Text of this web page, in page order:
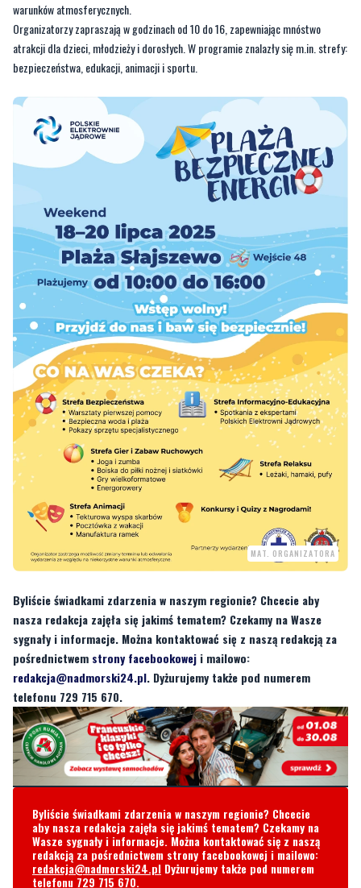
warunków atmosferycznych.
Organizatorzy zapraszają w godzinach od 10 do 16, zapewniając mnóstwo
atrakcji dla dzieci, młodzieży i dorosłych. W programie znalazły się m.in. strefy:
bezpieczeństwa, edukacji, animacji i sportu.
MAT. ORGANIZATORA
Byliście świadkami zdarzenia w naszym regionie? Chcecie aby
nasza redakcja zajęła się jakimś tematem? Czekamy na Wasze
sygnały i informacje. Można kontaktować się z naszą redakcją za
pośrednictwem strony facebookowej i mailowo:
redakcja@nadmorski24.pl. Dyżurujemy także pod numerem
telefonu 729 715 670.
Byliście świadkami zdarzenia w naszym regionie? Chcecie
aby nasza redakcja zajęła się jakimś tematem? Czekamy na
Wasze sygnały i informacje. Można kontaktować się z naszą
redakcją za pośrednictwem strony facebookowej i mailowo:
redakcja@nadmorski24.pl Dyżurujemy także pod numerem
telefonu 729 715 670.